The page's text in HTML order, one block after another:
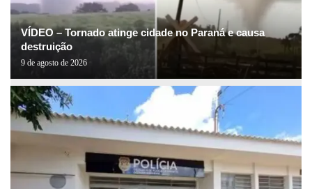
VÍDEO – Tornado atinge cidade no Paraná e causa
destruição
9 de agosto de 2026